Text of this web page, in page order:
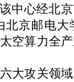
中心经北
京邮电大
空算力全
攻关领域